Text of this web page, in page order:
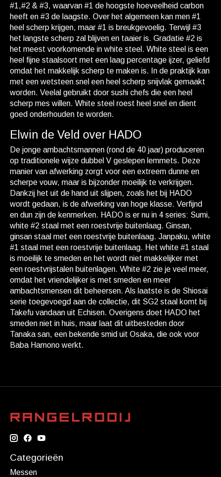
#1,#2 & #3, waarvan #1 de hoogste hoeveelheid carbon
heeft en #3 de laagste. Over het algemeen kan men #1
heel scherp krijgen, maar #1 is breukgevoelig. Terwijl #3
het langste scherp zal blijven en taaier is. Gradatie #2 is
het meest voorkomende in white steel. White steel is een
heel fijne staalsoort met een laag percentage ijzer, geliefd
omdat het makkelijk scherp te maken is. In de praktijk kan
met een wetsteen snel een heel scherp snijvlak gemaakt
worden. Veelal gebruikt door sushi chefs die een heel
scherp mes willen. White steel roest heel snel en dient
goed onderhouden te worden.
Elwin de Veld over HADO
De jonge ambachtsmannen (rond de 40 jaar) produceren
op traditionele wijze dubbel V geslepen lemmets. Deze
manier van afwerking zorgt voor een extreem dunne en
scherpe vouw, maar is bijzonder moeilijk te verkrijgen.
Dankzij het uit de hand uit slijpen, zoals het bij HADO
wordt gedaan, is de afwerking van hoge klasse. Verfijnd
en dun zijn de kenmerken. HADO is er nu in 4 series: Sumi,
white #2 staal met een roestvrije buitenlaag. Ginsan,
ginsan staal met een roestvrije buitenlaag. Janpaku, white
#1 staal met een roestvrije buitenlaag. Het white #1 staal
is moeilijk te smeden en het wordt niet makkelijker met
een roestvrijstalen buitenlagen. White #2 zie je veel meer,
omdat het vriendelijker is met smeden en meer
ambachtsmensen dit beheersen. Als laatste is de Shiosai
serie toegevoegd aan de collectie, dit SG2 staal komt bij
Takefu vandaan uit Echisen. Overigens doet HADO het
smeden niet in huis, maar laat dit uitbesteden door
Tanaka san, een bekende smid uit Osaka, die ook voor
Baba Hamono werkt.
Categorieën
Messen